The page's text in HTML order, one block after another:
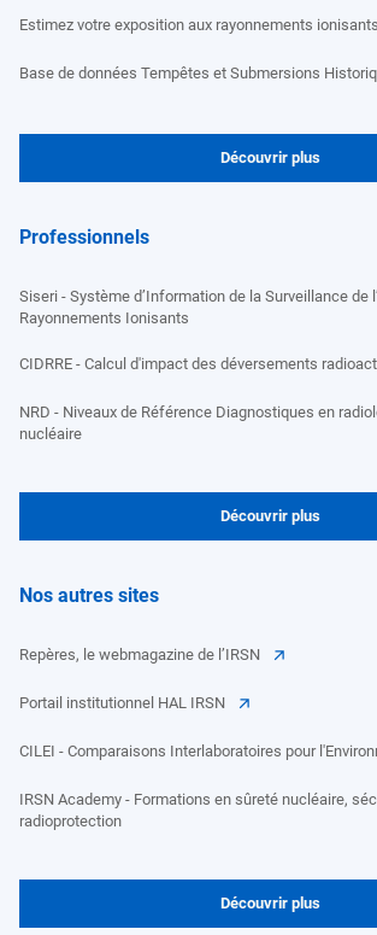
Estimez votre exposition aux rayonnements ionisants
Base de données Tempêtes et Submersions
Découvrir plus
Professionnels
Siseri - Système d’Information de la Surveillance de
Rayonnements Ionisants
CIDRRE - Calcul d'impact des déversements
NRD - Niveaux de Référence Diagnostiques en
nucléaire
Découvrir plus
Nos autres sites
Repères, le webmagazine de l’IRSN
Portail institutionnel HAL IRSN
CILEI - Comparaisons Interlaboratoires pour
IRSN Academy - Formations en sûreté nucléaire,
radioprotection
Découvrir plus